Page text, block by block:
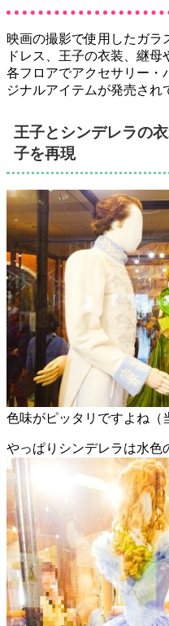
映画の撮影で使用したガラ
ドレス、王子の衣装、継
各フロアでアクセサリー・
ジナルアイテムが発売され
王子とシンデレラの
子を再現
色味がピッタリですよね（
やっぱりシンデレラは水色